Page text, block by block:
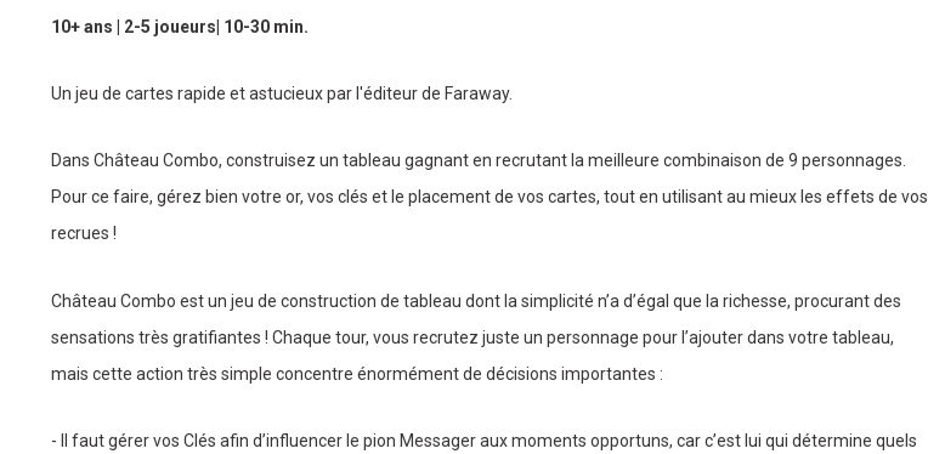
10+ ans | 2-5 joueurs| 10-30 min.
Un jeu de cartes rapide et astucieux par l'éditeur de Faraway.
Dans Château Combo, construisez un tableau gagnant en recrutant la meilleure combinaison de 9 personnages.
Pour ce faire, gérez bien votre or, vos clés et le placement de vos cartes, tout en utilisant au mieux les effets de vos
recrues !
Château Combo est un jeu de construction de tableau dont la simplicité n’a d’égal que la richesse, procurant des
sensations très gratifiantes ! Chaque tour, vous recrutez juste un personnage pour l’ajouter dans votre tableau,
mais cette action très simple concentre énormément de décisions importantes :
- Il faut gérer vos Clés afin d’influencer le pion Messager aux moments opportuns, car c’est lui qui détermine quels